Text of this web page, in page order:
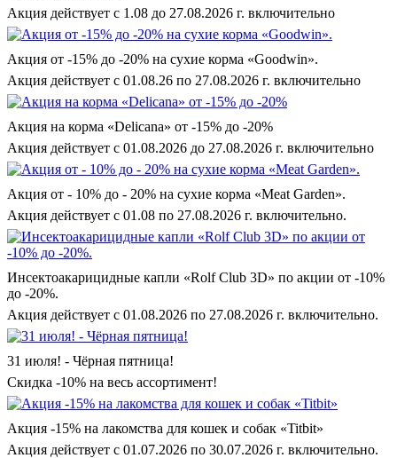
Акция действует с 1.08 до 27.08.2026 г. включительно
Акция от -15% до -20% на сухие корма «Goodwin».
Акция действует с 01.08.26 по 27.08.2026 г. включительно
Акция на корма «Delicana» от -15% до -20%
Акция действует с 01.08.2026 до 27.08.2026 г. включительно
Акция от - 10% до - 20% на сухие корма «Meat Garden».
Акция действует с 01.08 по 27.08.2026 г. включительно.
Инсектоакарицидные капли «Rolf Club 3D» по акции от -10%
до -20%.
Акция действует с 01.08.2026 по 27.08.2026 г. включительно.
31 июля! - Чёрная пятница!
Скидка -10% на весь ассортимент!
Акция -15% на лакомства для кошек и собак «Titbit»
Акция действует с 01.07.2026 по 30.07.2026 г. включительно.